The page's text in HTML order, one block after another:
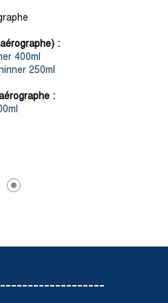
:
400ml
250ml
: